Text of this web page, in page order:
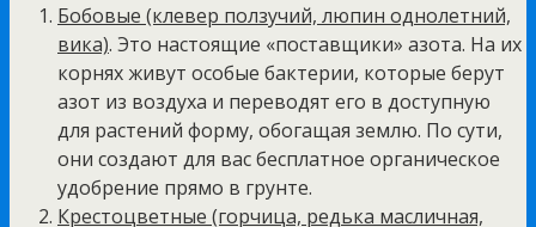
Бобовые (клевер ползучий, люпин однолетний,
вика). Это настоящие «поставщики» азота. На их
корнях живут особые бактерии, которые берут
азот из воздуха и переводят его в доступную
для растений форму, обогащая землю. По сути,
они создают для вас бесплатное органическое
удобрение прямо в грунте.
Крестоцветные (горчица, редька масличная,